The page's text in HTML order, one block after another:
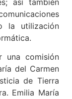
la utilización
una comisión
del Carmen
de Tierra
Emilia María